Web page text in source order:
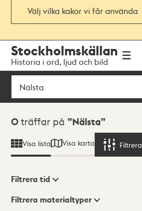
Välj vilka kakor vi får använda
navigationen
huvudinnehållet
Stockholmskällan
Historia i ord, ljud och bild
Sök
Sökresultat
0 träffar på Nälsta
Visa lista Visa karta Filtrera
Visningsläge
Filtrera tid
Filtrera materialtyper